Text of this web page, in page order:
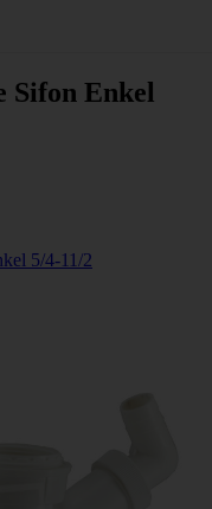
Sifon Enkel
5/4-11/2